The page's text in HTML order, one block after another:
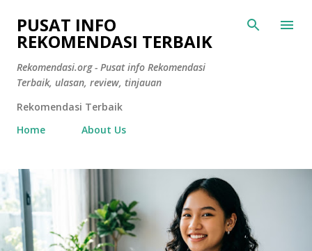
Langsung ke konten utama
PUSAT INFO
REKOMENDASI TERBAIK
Rekomendasi.org - Pusat info Rekomendasi
Terbaik, ulasan, review, tinjauan
Rekomendasi Terbaik
Home
About Us